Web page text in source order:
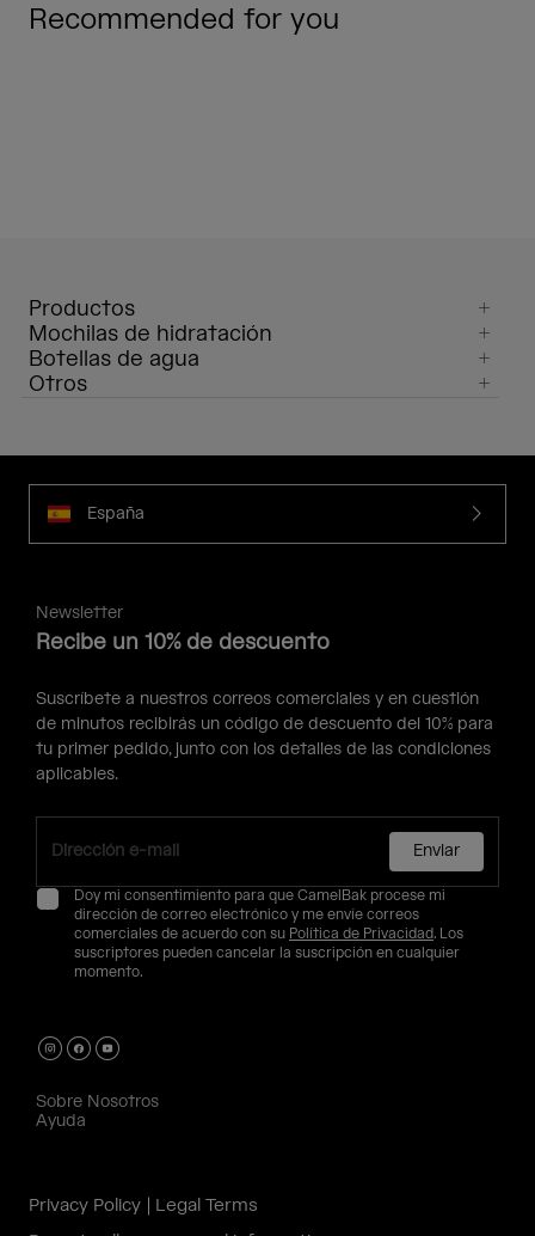
Recommended for you
Productos
Mochilas de hidratación
Botellas de agua
Otros
España
Newsletter
Recibe un 10% de descuento
Suscríbete a nuestros correos comerciales y en cuestión
de minutos recibirás un código de descuento del 10% para
tu primer pedido, junto con los detalles de las condiciones
aplicables.
Enviar
Doy mi consentimiento para que CamelBak procese mi
dirección de correo electrónico y me envíe correos
comerciales de acuerdo con su Política de Privacidad. Los
suscriptores pueden cancelar la suscripción en cualquier
momento.
Sobre Nosotros
Ayuda
Privacy Policy
Legal Terms